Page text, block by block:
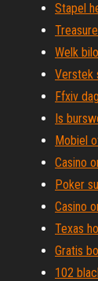
Stapel
Welk
Verstek
Ffxiv
Is
Mobiel
Casino
Poker
Casino
Texas
Gratis
102